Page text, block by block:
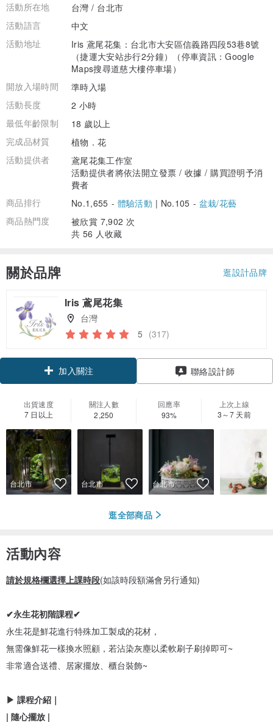
活動所在地
台灣 / 台北市
活動語言
中文
活動地址
Iris 鳶尾花集：台北市大安區信義路四段53巷8號
（捷運大安站步行2分鐘）（停車資訊：Google
Maps搜尋道慈大樓停車場）
開放入場時間
準時入場
活動長度
2 小時
最低年齡限制
18 歲以上
完成品材質
植物．花
活動提供者
鳶尾花集工作室
活動提供者將依法開立發票 / 收據 / 購買證明予消
費者
商品排行
No.1,655 - 體驗活動 | No.105 - 盆栽/花藝
商品熱門度
被欣賞 7,902 次
共 56 人收藏
關於品牌 逛設計品牌
Iris 鳶尾花集
台灣
5 (317)
加入關注 聯絡設計師
出貨速度
7 日以上
關注人數
2,250
回應率
93%
上次上線
3～7 天前
台北市 台北市 台北市
逛全部商品
活動內容
請於規格欄選擇上課時段(如該時段額滿會另行通知)
✔永生花初階課程✔
永生花是鮮花進行特殊加工製成的花材，
無需像鮮花一樣換水照顧，若沾染灰塵以柔軟刷子刷掉即可~
非常適合送禮、居家擺放、櫃台裝飾~
▶ 課程介紹｜
| 隨心擺放 |